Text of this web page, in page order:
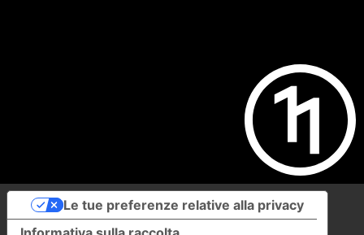
Le tue preferenze relative alla privacy